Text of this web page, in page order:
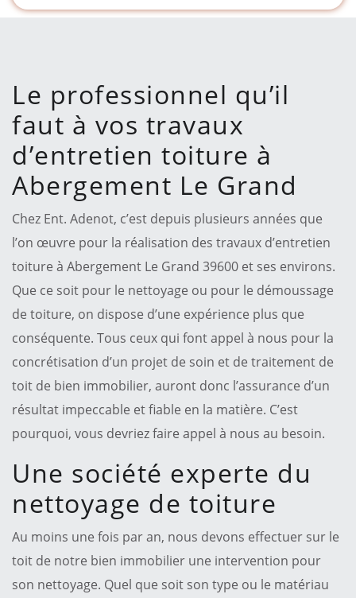
Le professionnel qu’il
faut à vos travaux
d’entretien toiture à
Abergement Le Grand
Chez Ent. Adenot, c’est depuis plusieurs années que
l’on œuvre pour la réalisation des travaux d’entretien
toiture à Abergement Le Grand 39600 et ses environs.
Que ce soit pour le nettoyage ou pour le démoussage
de toiture, on dispose d’une expérience plus que
conséquente. Tous ceux qui font appel à nous pour la
concrétisation d’un projet de soin et de traitement de
toit de bien immobilier, auront donc l’assurance d’un
résultat impeccable et fiable en la matière. C’est
pourquoi, vous devriez faire appel à nous au besoin.
Une société experte du
nettoyage de toiture
Au moins une fois par an, nous devons effectuer sur le
toit de notre bien immobilier une intervention pour
son nettoyage. Quel que soit son type ou le matériau